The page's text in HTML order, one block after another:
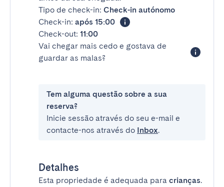
Tipo de check-in: Check-in autónomo
Check-in: após 15:00
Check-out: 11:00
Vai chegar mais cedo e gostava de
guardar as malas?
Tem alguma questão sobre a sua
reserva?
Inicie sessão através do seu e-mail e
contacte-nos através do Inbox.
Detalhes
Esta propriedade é adequada para crianças.